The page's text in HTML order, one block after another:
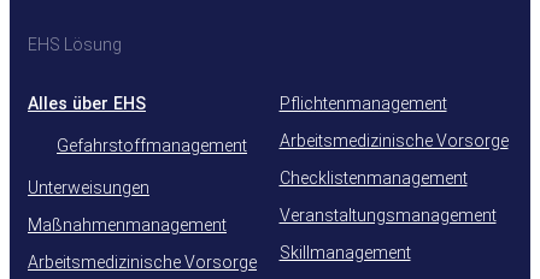
EHS Lösung
Alles über EHS
Gefahrstoffmanagement
Unterweisungen
Maßnahmenmanagement
Arbeitsmedizinische Vorsorge
Pflichtenmanagement
Arbeitsmedizinische Vorsorge
Checklistenmanagement
Veranstaltungsmanagement
Skillmanagement